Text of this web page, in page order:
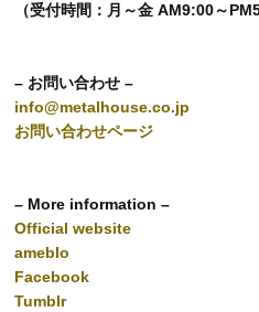
（受付時間：月～金 AM9:00～
– お問い合わせ –
info@metalhouse.co.jp
お問い合わせページ
– More information –
Official website
ameblo
Facebook
Tumblr